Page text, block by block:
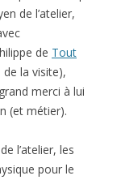
de l’atelier,
de Tout
de la visite),
merci à lui
(et métier).
l’atelier, les
pour le